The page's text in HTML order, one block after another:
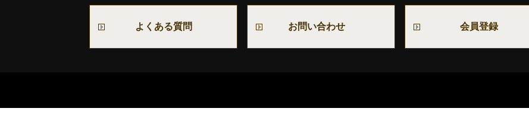
よくある質問 お問い合わせ 会員登録